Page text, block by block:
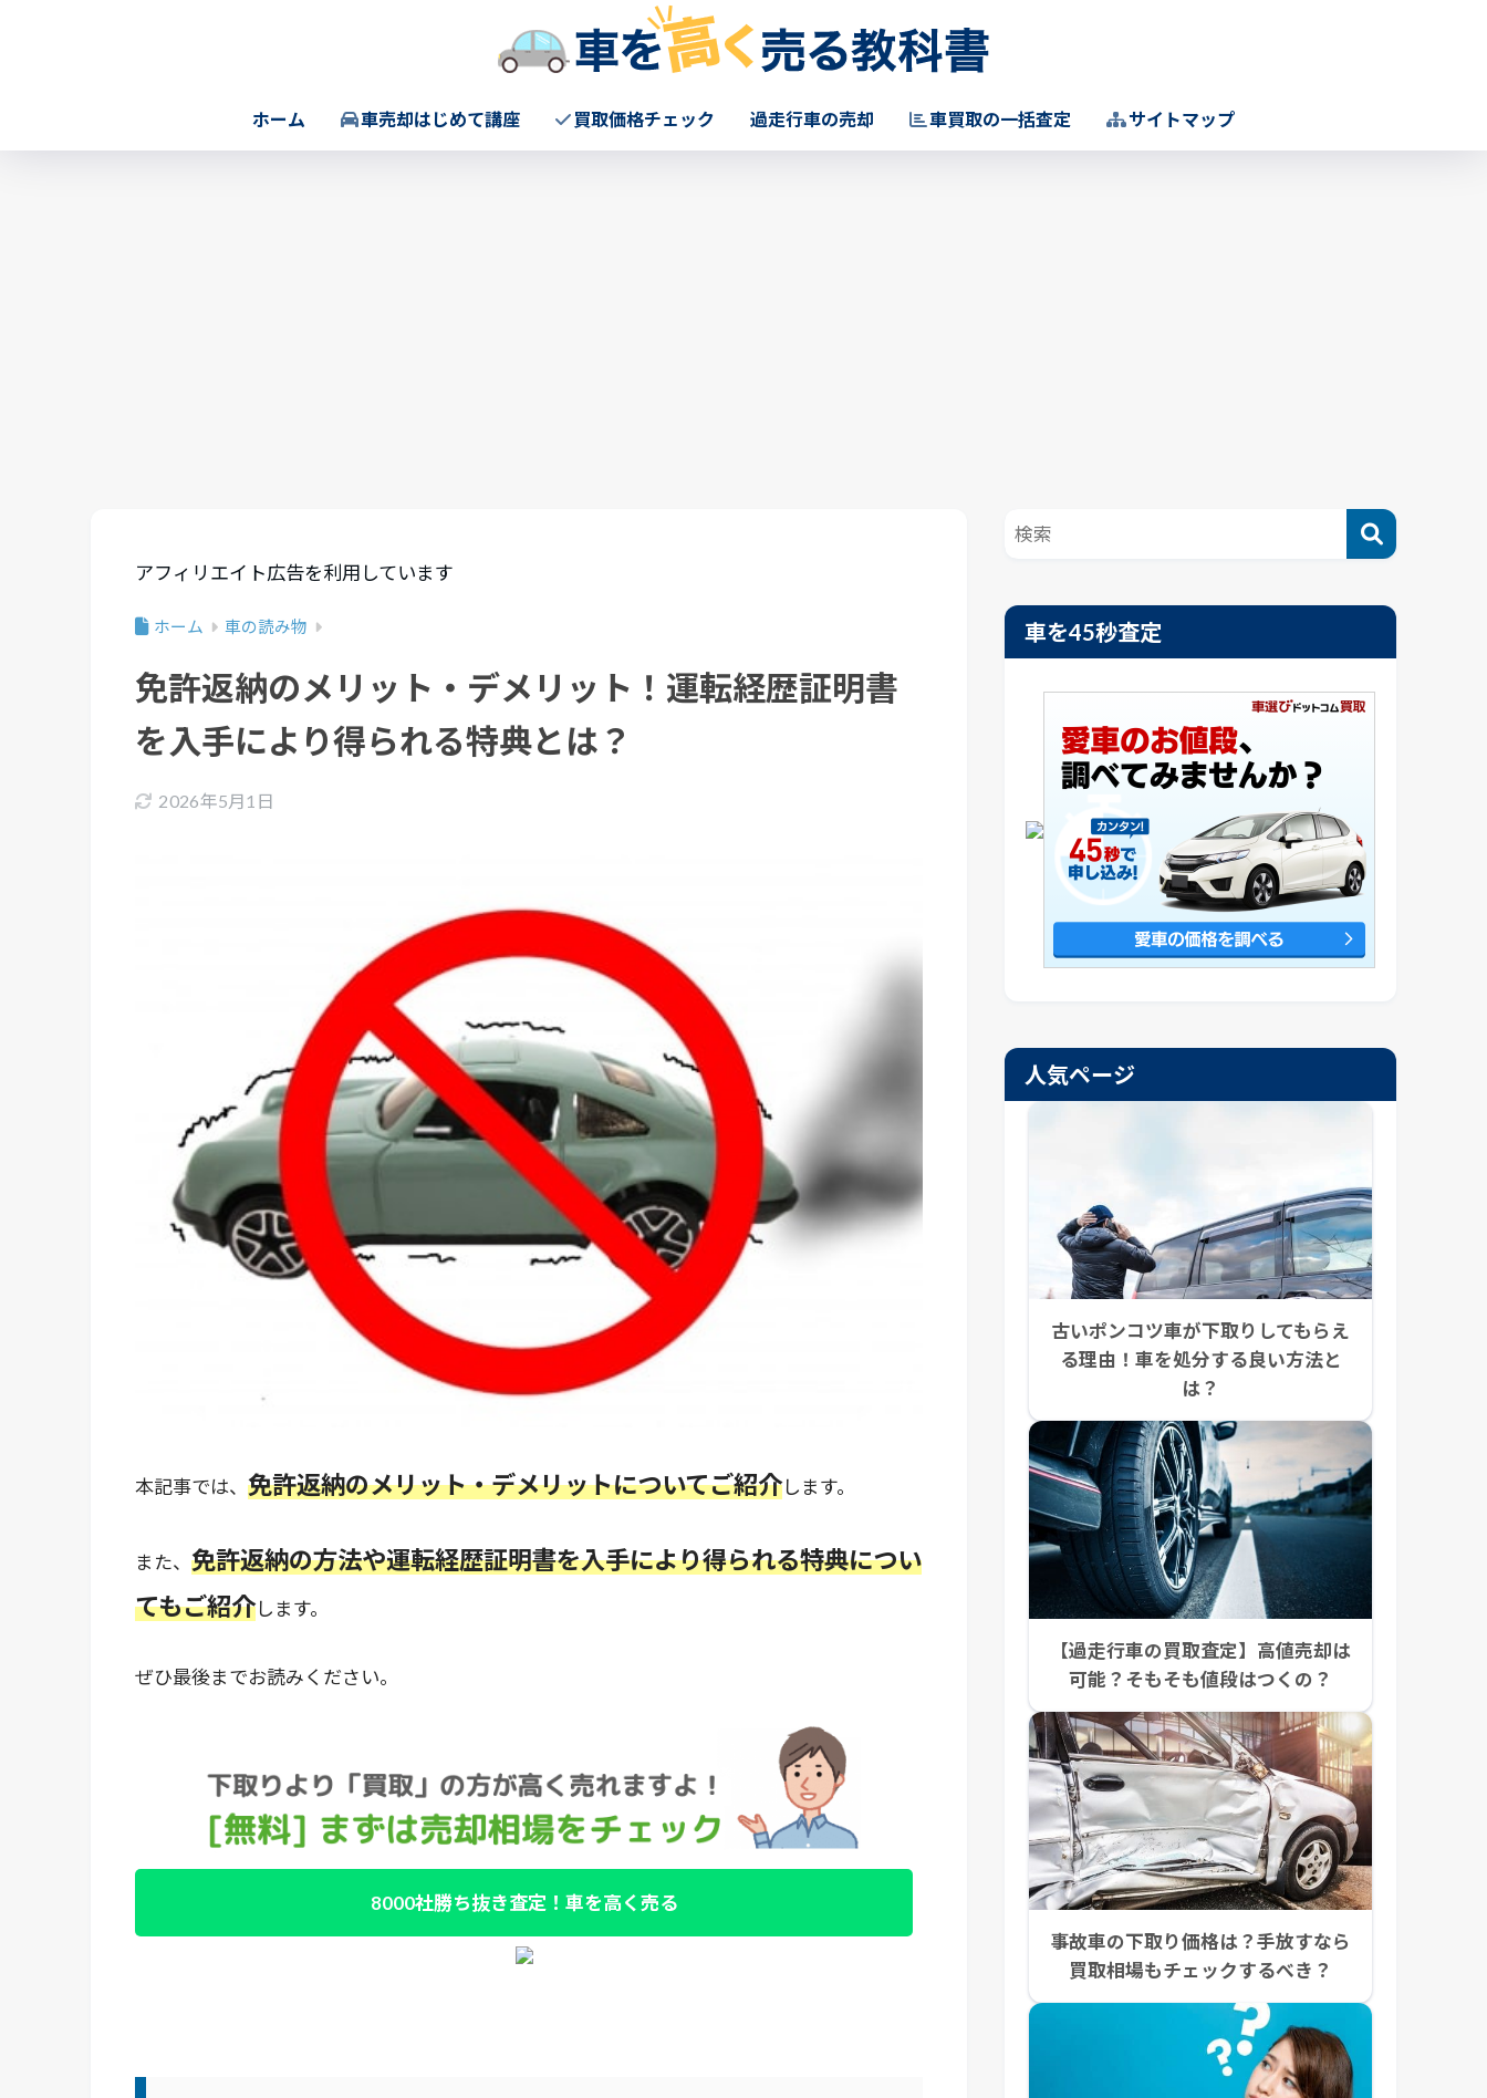
ホーム 車売却はじめて講座 買取価格チェック 過走行車の売却 車買取の一括査定 サイトマップ
アフィリエイト広告を利用しています
ホーム 車の読み物
免許返納のメリット・デメリット！運転経歴証明書
を入手により得られる特典とは？
2026年5月1日
本記事では、 免許返納のメリット・デメリットについてご紹介します。
また、 免許返納の方法や運転経歴証明書を入手により得られる特典につい
てもご紹介します。
ぜひ最後までお読みください。
8000社勝ち抜き査定！車を高く売る
車を45秒査定
人気ページ
古いポンコツ車が下取りしてもらえ
る理由！車を処分する良い方法と
は？
【過走行車の買取査定】高値売却は
可能？そもそも値段はつくの？
事故車の下取り価格は？手放すなら
買取相場もチェックするべき？